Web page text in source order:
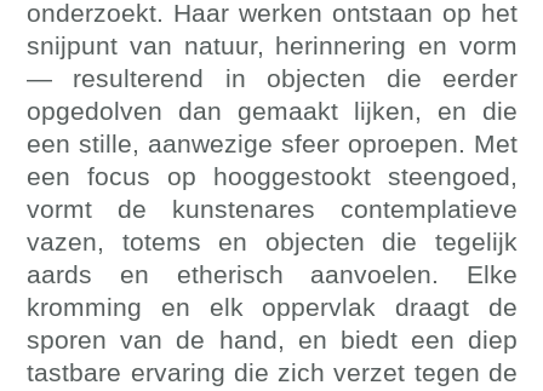
onderzoekt. Haar werken ontstaan op het
snijpunt van natuur, herinnering en vorm
— resulterend in objecten die eerder
opgedolven dan gemaakt lijken, en die
een stille, aanwezige sfeer oproepen. Met
een focus op hooggestookt steengoed,
vormt de kunstenares contemplatieve
vazen, totems en objecten die tegelijk
aards en etherisch aanvoelen. Elke
kromming en elk oppervlak draagt de
sporen van de hand, en biedt een diep
tastbare ervaring die zich verzet tegen de